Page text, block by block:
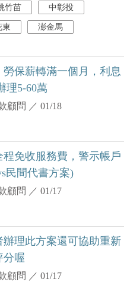
竹苗 中彰投
東 澎金馬
勞保薪轉滿一個月，利息
理5-60萬
顧問 ／01/18
程免收服務費，警示帳戶
民間代書方案)
顧問 ／01/17
辦理此方案還可協助重新
分喔
顧問 ／01/17